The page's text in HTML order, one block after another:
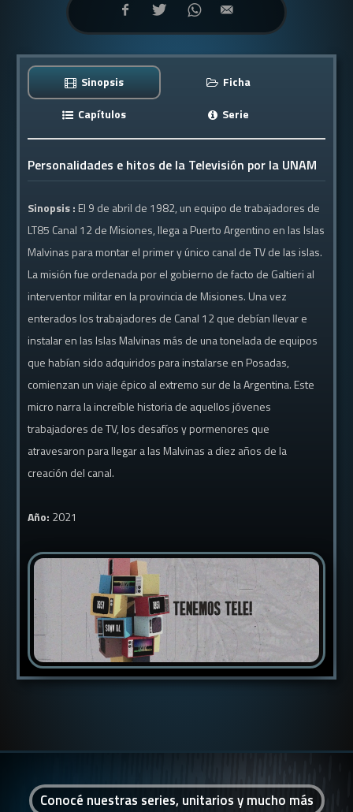
Sinopsis
Ficha
Capítulos
Serie
Personalidades e hitos de la Televisión por la UNAM
Sinopsis : El 9 de abril de 1982, un equipo de trabajadores de
LT85 Canal 12 de Misiones, llega a Puerto Argentino en las Islas
Malvinas para montar el primer y único canal de TV de las islas.
La misión fue ordenada por el gobierno de facto de Galtieri al
interventor militar en la provincia de Misiones. Una vez
enterados los trabajadores de Canal 12 que debían llevar e
instalar en las Islas Malvinas más de una tonelada de equipos
que habían sido adquiridos para instalarse en Posadas,
comienzan un viaje épico al extremo sur de la Argentina. Este
micro narra la increíble historia de aquellos jóvenes
trabajadores de TV, los desafíos y pormenores que
atravesaron para llegar a las Malvinas a diez años de la
creación del canal.
Año: 2021
Conocé nuestras series, unitarios y mucho más